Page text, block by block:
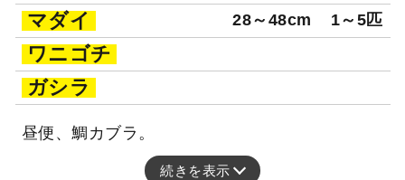
マダイ
28～48cm 1～5匹
ワニゴチ
ガシラ
昼便、鯛カブラ。
続きを表示